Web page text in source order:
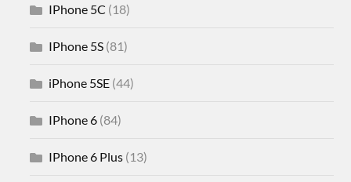
IPhone 5C (18)
IPhone 5S (81)
iPhone 5SE (44)
IPhone 6 (84)
IPhone 6 Plus (13)